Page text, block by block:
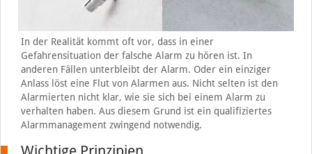
In der Realität kommt oft vor, dass in einer
Gefahrensituation der falsche Alarm zu hören ist. In
anderen Fällen unterbleibt der Alarm. Oder ein einziger
Anlass löst eine Flut von Alarmen aus. Nicht selten ist den
Alarmierten nicht klar, wie sie sich bei einem Alarm zu
verhalten haben. Aus diesem Grund ist ein qualifiziertes
Alarmmanagement zwingend notwendig.